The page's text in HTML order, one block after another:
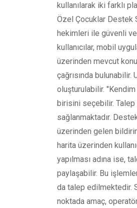
kullanılarak iki farklı
Özel Çocuklar Destek
hekimleri ile güvenli
kullanıcılar, mobil
üzerinden mevcut
çağrısında bulunabilir.
oluşturulabilir.
birisini seçebilir.
sağlanmaktadır.
üzerinden gelen
harita üzerinden
yapılması adına ise,
paylaşabilir. Bu
da talep edilmektedir.
noktada amaç,